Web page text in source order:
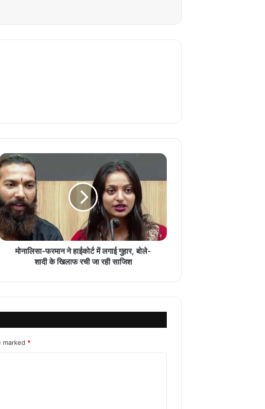
मोनालिसा-फरमान ने हाईकोर्ट में लगाई गुहार, बोले-
शादी के खिलाफ रची जा रही साजिश
marked *